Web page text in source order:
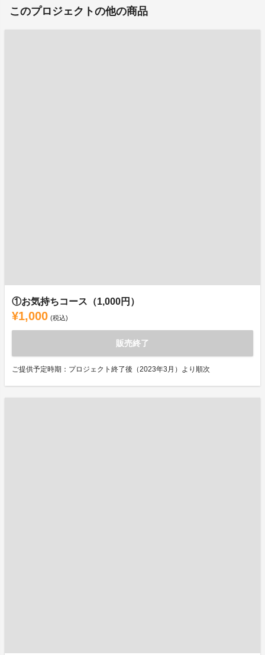
このプロジェクトの他の商品
①お気持ちコース（1,000円）
¥1,000 (税込)
販売終了
ご提供予定時期：プロジェクト終了後（2023年3月）より順次